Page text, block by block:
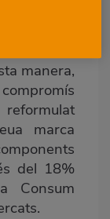
total de
manera,
marca
del 18%
Consum